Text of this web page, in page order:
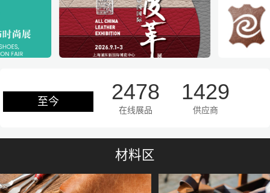
至今 2478
在线展品
1429
供应商
材料区